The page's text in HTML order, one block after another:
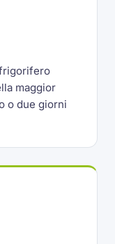
maggior
o due giorni